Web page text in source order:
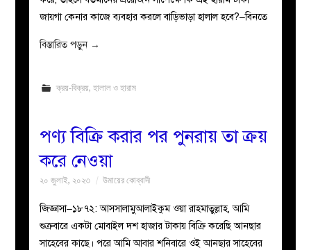
করুন
জায়গা কেনার কাজে ব্যবহার করলে বাড়িভাড়া হালাল হবে?–বিনতে
বিস্তারিত পড়ুন →
ক্রয়-বিক্রয়, হালাল ও হারাম
পণ্য বিক্রি করার পর পুনরায় তা ক্রয়
করে নেওয়া
২০ জুলাই, ২০২৩ উমায়ের কোব্বাদী
জিজ্ঞাসা–১৮৭২: আসসালামুআলাইকুম ওয়া রাহমাতুল্লাহ, আমি
শুক্রবারে একটা মোবাইল দশ হাজার টাকায় বিক্রি করেছি আনছার
সাহেবের কাছে। পরে আমি আবার শনিবারে ওই আনছার সাহেবের